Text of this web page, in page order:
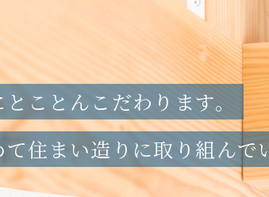
ことんこだわります。
住まい造りに取り組んで